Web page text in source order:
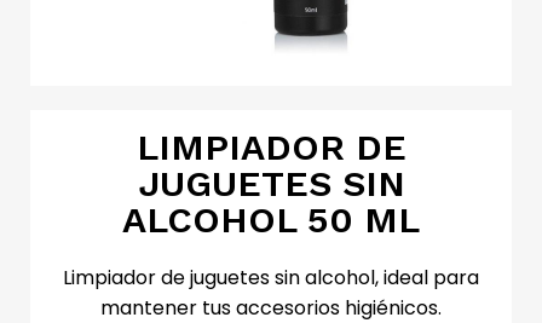
LIMPIADOR DE
JUGUETES SIN
ALCOHOL 50 ML
Limpiador de juguetes sin alcohol, ideal para
mantener tus accesorios higiénicos.